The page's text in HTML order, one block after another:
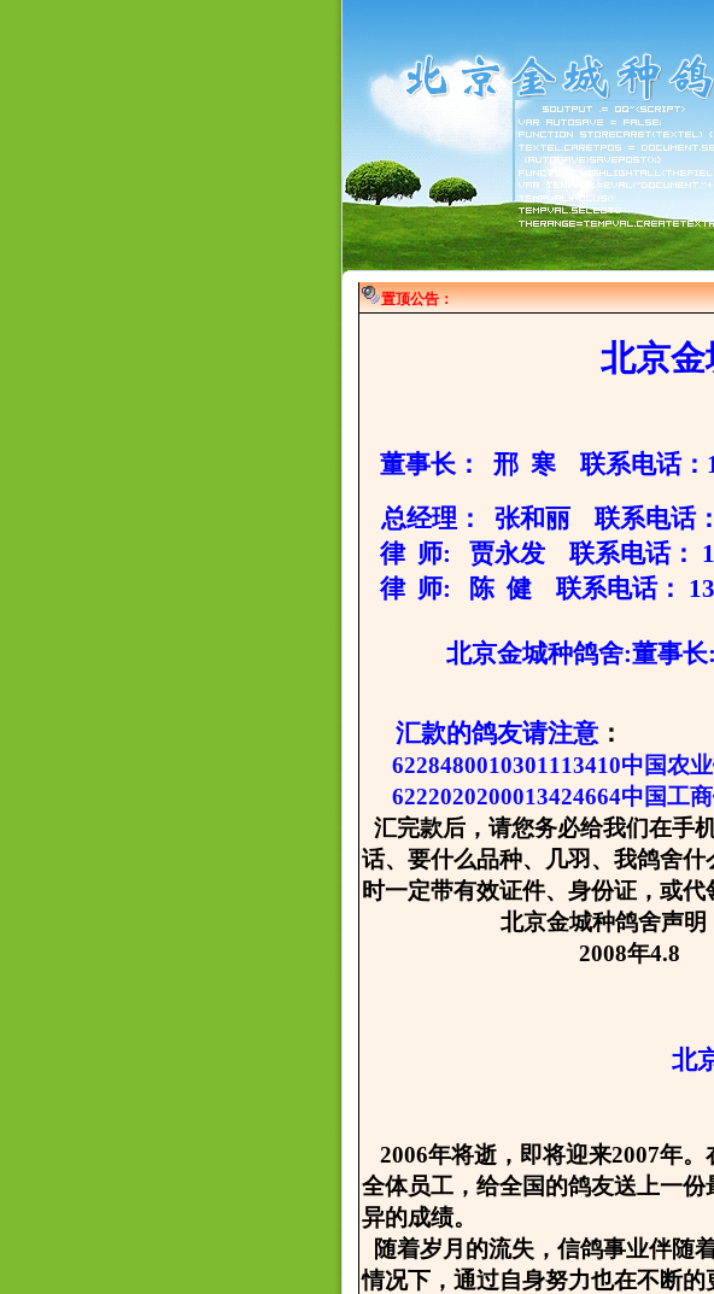
置顶公告：
北京金
董事长： 邢 寒 联系电话：
总经理： 张和丽 联系电话
律 师: 贾永发 联系电话：
律 师: 陈 健 联系电话：
北京金城种鸽舍:董事长:
汇款的鸽友请注意 ：
6228480010301113410中国农
6222020200013424664中国工
汇完款后，请您务必给我们在手
话、要什么品种、几羽、我鸽舍
时一定带有效证件、身份证，或代
北京金城种鸽舍声明
2008年4.8
北
2006年将逝，即将迎来2007年
全体员工，给全国的鸽友送上一
异的成绩。
随着岁月的流失，信鸽事业伴随
情况下，通过自身努力也在不断